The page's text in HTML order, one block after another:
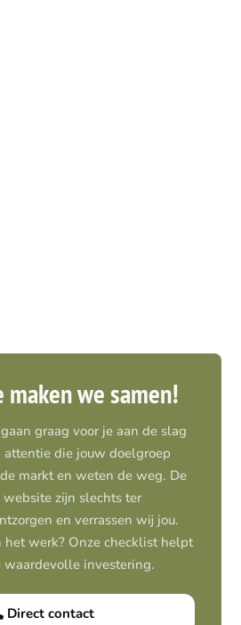
we samen!
graag voor je aan de slag
attentie die jouw doelgroep
markt en weten de weg. De
website zijn slechts ter
en verrassen wij jou.
het werk? Onze checklist helpt
waardevolle investering.
Direct contact